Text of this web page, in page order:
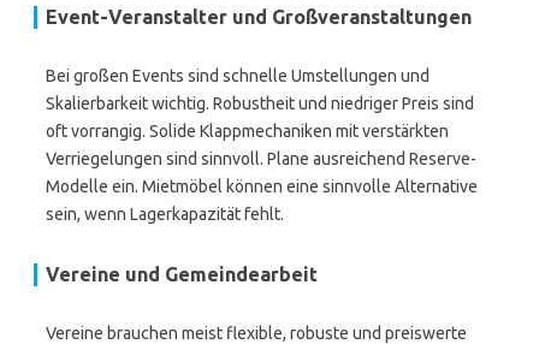
Event-Veranstalter und Großveranstaltungen
Bei großen Events sind schnelle Umstellungen und
Skalierbarkeit wichtig. Robustheit und niedriger Preis sind
oft vorrangig. Solide Klappmechaniken mit verstärkten
Verriegelungen sind sinnvoll. Plane ausreichend Reserve-
Modelle ein. Mietmöbel können eine sinnvolle Alternative
sein, wenn Lagerkapazität fehlt.
Vereine und Gemeindearbeit
Vereine brauchen meist flexible, robuste und preiswerte